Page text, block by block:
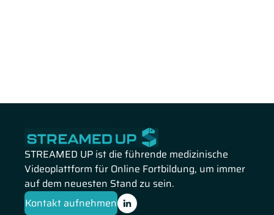
STREAMED UP ist die führende medizinische
Videoplattform für Online Fortbildung, um immer
auf dem neuesten Stand zu sein.
Kontakt aufnehmen